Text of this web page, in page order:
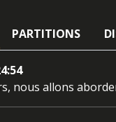
PARTITIONS
nous allons